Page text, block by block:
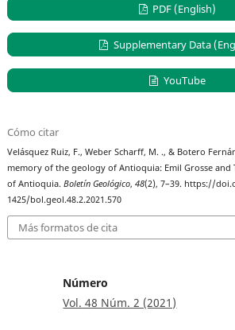
PDF (English)
Supplementary Data
YouTube
Cómo citar
Velásquez Ruiz, F., Weber Scharff, M. ., & Botero
memory of the geology of Antioquia: Emil Grosse
of Antioquia.Boletín Geológico,48(2), 7–39. https://
1425/bol.geol.48.2.2021.570
Más formatos de cita
Número
Vol. 48 Núm. 2 (2021)